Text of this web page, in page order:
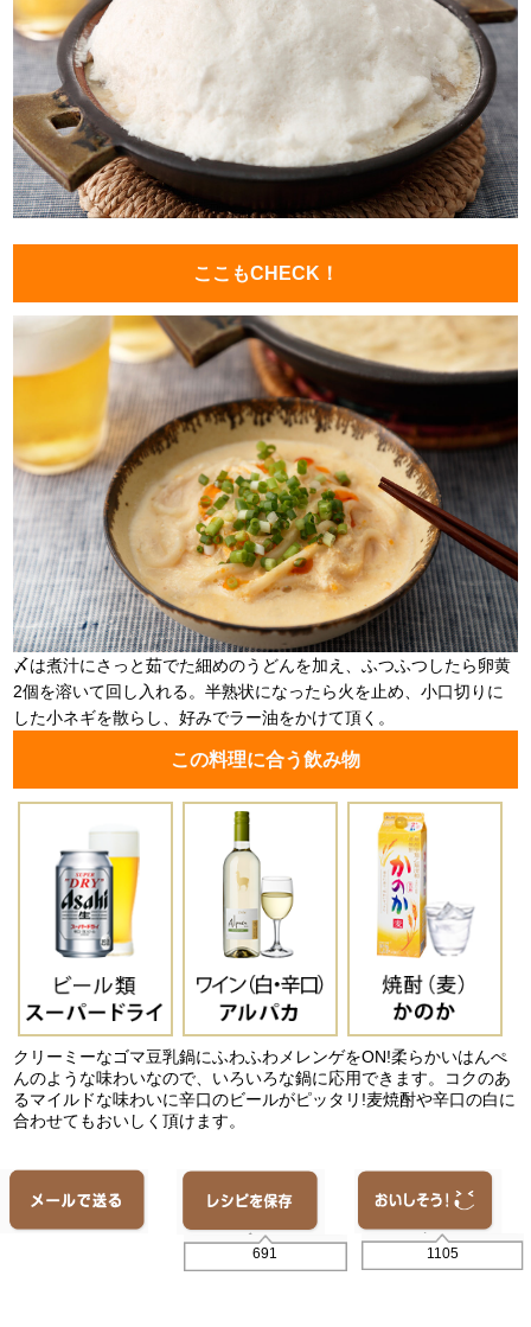
ここもCHECK！
〆は煮汁にさっと茹でた細めのうどんを加え、ふつふつしたら卵黄
2個を溶いて回し入れる。半熟状になったら火を止め、小口切りに
した小ネギを散らし、好みでラー油をかけて頂く。
この料理に合う飲み物
クリーミーなゴマ豆乳鍋にふわふわメレンゲをON!柔らかいはんぺ
んのような味わいなので、いろいろな鍋に応用できます。コクのあ
るマイルドな味わいに辛口のビールがピッタリ!麦焼酎や辛口の白に
合わせてもおいしく頂けます。
691 1105